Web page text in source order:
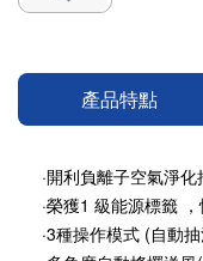
產品特點
·開利負離子空氣淨
·榮獲1 級能源標籤
·3種操作模式 (自動